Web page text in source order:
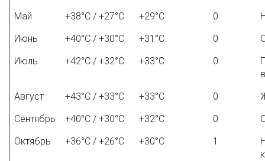
Май
+38°C / +27°C +29°C 0
Июнь
+40°C / +30°C +31°C 0
Июль
+42°C / +32°C +33°C 0
Август
+43°C / +33°C +33°C 0
Сентябрь
+40°C / +30°C +32°C 0
Октябрь
+36°C / +26°C +30°C 1